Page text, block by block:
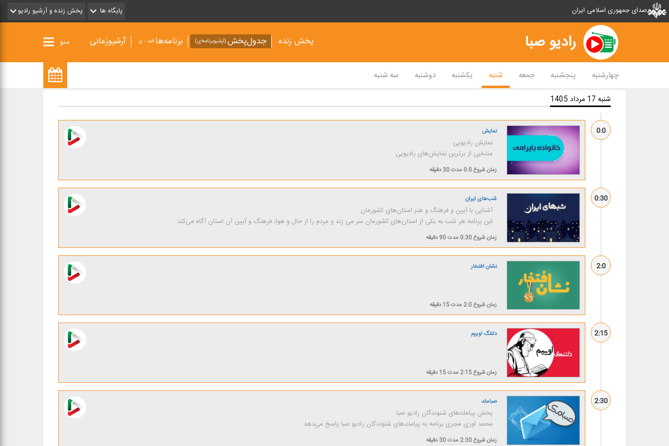
صدای جمهوری اسلامی ایران پایگاه ها پخش زنده و آرشیو رادیو
رادیو صبا پخش زنده جدول‌پخش(آرشیو‌برنامه‌ای) برنامه‌ها الف - ی آرشیوزمانی منو
چهارشنبه پنجشنبه جمعه شنبه یکشنبه دوشنبه
سه شنبه
شنبه 17 مرداد 1405
0:0 نمایش
نمایش رادیویی
منتخبی از برترین نمایش‌های رادیویی
زمان شروع0:0 مدت30 دقیقه
0:30 شب‌های ایران
آشنایی با آیین و فرهنگ و هنر استان‌های كشورمان
این برنامه هر شب به یكی از استان‌های كشورمان سر می زند و مردم را از حال و هوا، فرهنگ و آیین آن استان آگاه می‌كند
زمان شروع0:30 مدت90 دقیقه
2:0 نشان افتخار
زمان شروع2:0 مدت15 دقیقه
2:15 دلتنگ اوییم
زمان شروع2:15 مدت15 دقیقه
2:30 صبامك
پخش پیامك‌های شنوندگان رادیو صبا
محمد اوزی مجری برنامه به پیامك‌های شنوندگان رادیو صبا پاسخ می‌دهد
زمان شروع2:30 مدت30 دقیقه